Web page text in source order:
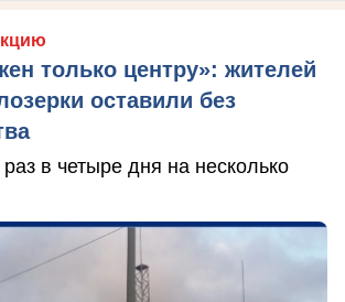
только центру»: жителей
оставили без
в четыре дня на несколько